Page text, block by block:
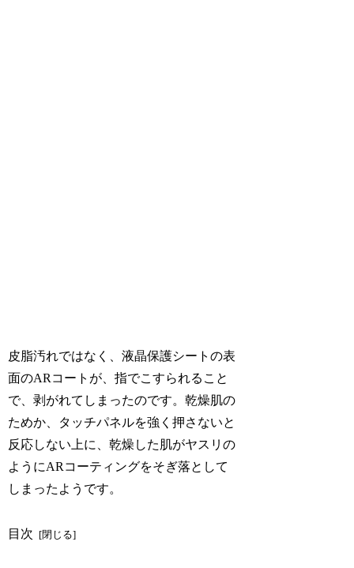
皮脂汚れではなく、液晶保護シートの表
面のARコートが、指でこすられること
で、剥がれてしまったのです。乾燥肌の
ためか、タッチパネルを強く押さないと
反応しない上に、乾燥した肌がヤスリの
ようにARコーティングをそぎ落として
しまったようです。
目次